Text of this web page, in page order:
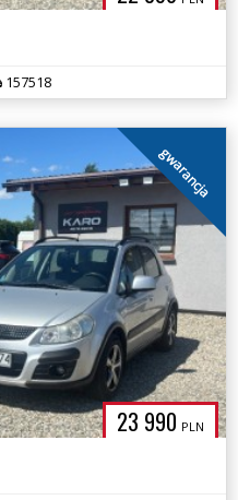
157518
23 990 PLN
gwarancja